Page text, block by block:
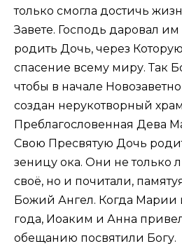
только смогла достичь
Завете. Господь даровал
родить Дочь, через
спасение всему миру. Так
чтобы в начале
создан нерукотворный
Преблагословенная Дева
Свою Пресвятую Дочь
зеницу ока. Они не только
своё, но и почитали,
Божий Ангел. Когда Марии
года, Иоаким и Анна
обещанию посвятили Богу.